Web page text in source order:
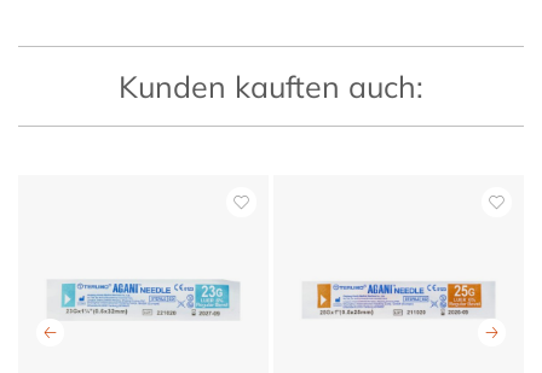
Kunden kauften auch: